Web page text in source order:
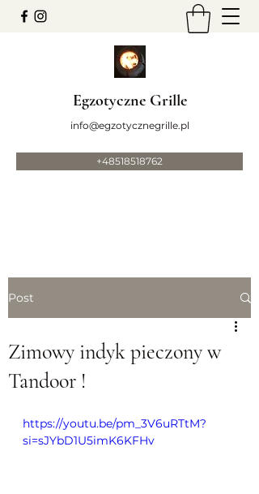
Egzotyczne Grille
info@egzotycznegrille.pl
+48518518762
Post
Zimowy indyk pieczony w
Tandoor !
https://youtu.be/pm_3V6uRTtM?
si=sJYbD1U5imK6KFHv